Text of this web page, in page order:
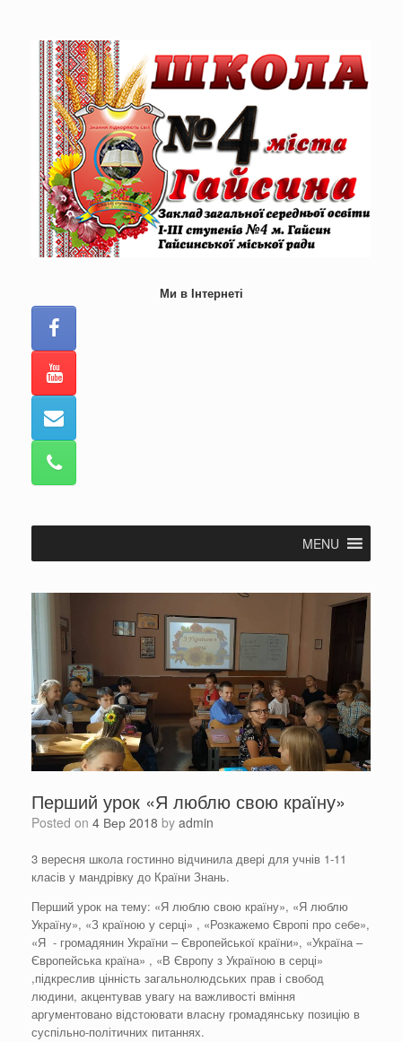
Ми в Інтернеті
MENU
Перший урок «Я люблю свою країну»
Posted on 4 Вер 2018 by admin
3 вересня школа гостинно відчинила двері для учнів 1-11
класів у мандрівку до Країни Знань.
Перший урок на тему: «Я люблю свою країну», «Я люблю
Україну», «З країною у серці» , «Розкажемо Європі про себе»,
«Я - громадянин України – Європейської країни», «Україна –
Європейська країна» , «В Європу з Україною в серці»
,підкреслив цінність загальнолюдських прав і свобод
людини, акцентував увагу на важливості вміння
аргументовано відстоювати власну громадянську позицію в
суспільно-політичних питаннях.